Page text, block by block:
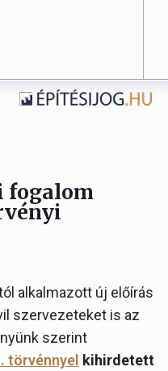
fogalom
alkalmazott új előírás
szervezeteket is az
szerint
törvénnyel kihirdetett